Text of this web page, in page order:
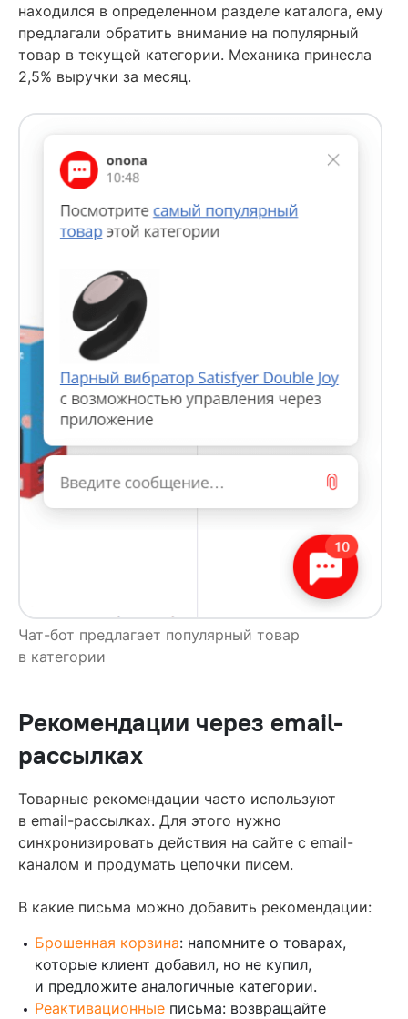
находился в определенном разделе каталога, ему
предлагали обратить внимание на популярный
товар в текущей категории. Механика принесла
2,5% выручки за месяц.
Чат-бот предлагает популярный товар
в категории
Рекомендации через email-
рассылках
Товарные рекомендации часто используют
в email-рассылках. Для этого нужно
синхронизировать действия на сайте с email-
каналом и продумать цепочки писем.
В какие письма можно добавить рекомендации:
Брошенная корзина: напомните о товарах,
которые клиент добавил, но не купил,
и предложите аналогичные категории.
Реактивационные письма: возвращайте